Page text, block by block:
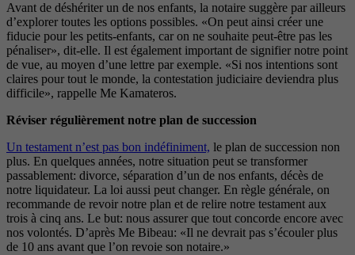
Avant de déshériter un de nos enfants, la notaire suggère par ailleurs
d’explorer toutes les options possibles. «On peut ainsi créer une
fiducie pour les petits-enfants, car on ne souhaite peut-être pas les
pénaliser», dit-elle. Il est également important de signifier notre point
de vue, au moyen d’une lettre par exemple. «Si nos intentions sont
claires pour tout le monde, la contestation judiciaire deviendra plus
difficile», rappelle Me Kamateros.
Réviser régulièrement notre plan de succession
Un testament n’est pas bon indéfiniment, le plan de succession non
plus. En quelques années, notre situation peut se transformer
passablement: divorce, séparation d’un de nos enfants, décès de
notre liquidateur. La loi aussi peut changer. En règle générale, on
recommande de revoir notre plan et de relire notre testament aux
trois à cinq ans. Le but: nous assurer que tout concorde encore avec
nos volontés. D’après Me Bibeau: «Il ne devrait pas s’écouler plus
de 10 ans avant que l’on revoie son notaire.»